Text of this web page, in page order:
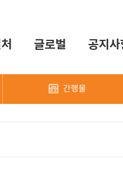
글로벌 공지
간행물